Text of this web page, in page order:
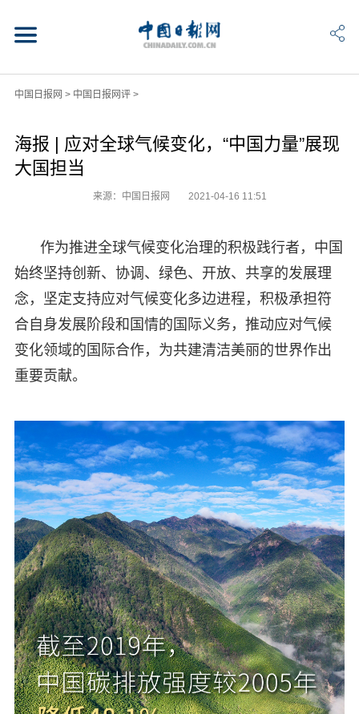
中国日报网 > 中国日报网评>
海报 | 应对全球气候变化，“中国力量”展现
大国担当
来源：中国日报网 2021-04-16 11:51
作为推进全球气候变化治理的积极践行者，中国
始终坚持创新、协调、绿色、开放、共享的发展理
念，坚定支持应对气候变化多边进程，积极承担符
合自身发展阶段和国情的国际义务，推动应对气候
变化领域的国际合作，为共建清洁美丽的世界作出
重要贡献。